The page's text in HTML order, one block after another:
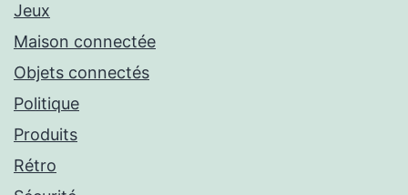
Jeux
Maison connectée
Objets connectés
Politique
Produits
Rétro